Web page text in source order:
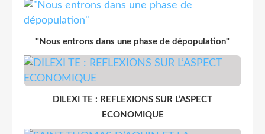
"Nous entrons dans une phase de dépopulation"
DILEXI TE : REFLEXIONS SUR L’ASPECT
ECONOMIQUE